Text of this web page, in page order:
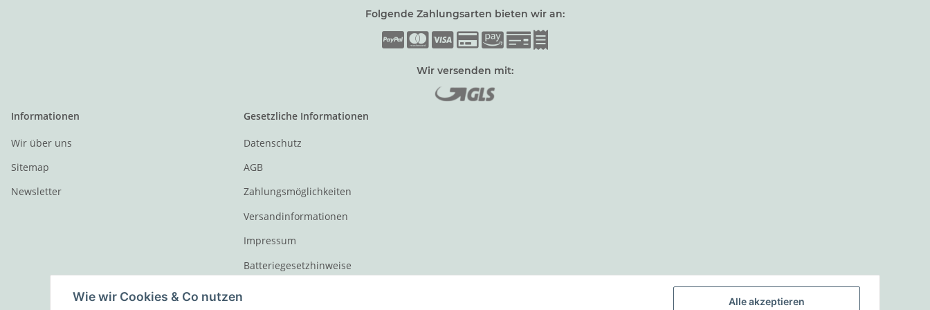
Folgende Zahlungsarten bieten wir an:
Wir versenden mit:
Informationen
Wir über uns
Sitemap
Newsletter
Gesetzliche Informationen
Datenschutz
AGB
Zahlungsmöglichkeiten
Versandinformationen
Impressum
Batteriegesetzhinweise
Wie wir Cookies & Co nutzen Alle akzeptieren